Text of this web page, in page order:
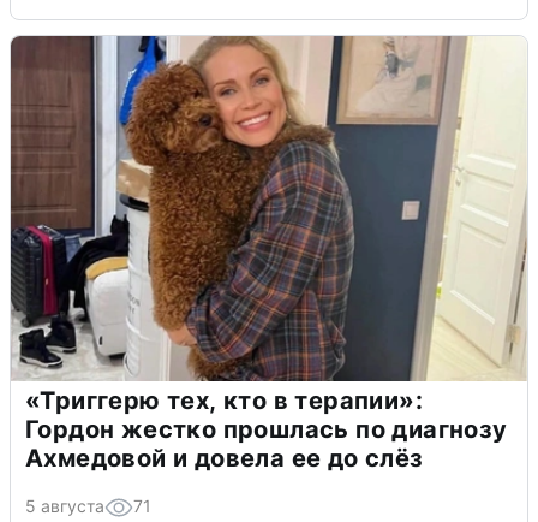
«Триггерю тех, кто в терапии»:
Гордон жестко прошлась по диагнозу
Ахмедовой и довела ее до слёз
5 августа 71